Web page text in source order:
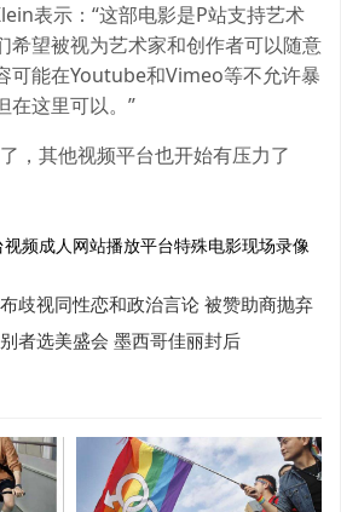
表示：“这部电影是P站支持艺术
希望被视为艺术家和创作者可以随意
可能在Youtube和Vimeo等不允许暴
在这里可以。”
，其他视频平台也开始有压力了
视频成人网站播放平台特殊电影现场录像
歧视同性恋和政治言论 被赞助商抛弃
者选美盛会 墨西哥佳丽封后